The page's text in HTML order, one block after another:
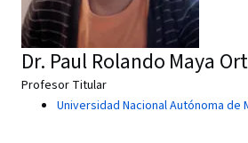
Dr. Paul Rolando Maya
Profesor Titular
Universidad Nacional Autónoma de